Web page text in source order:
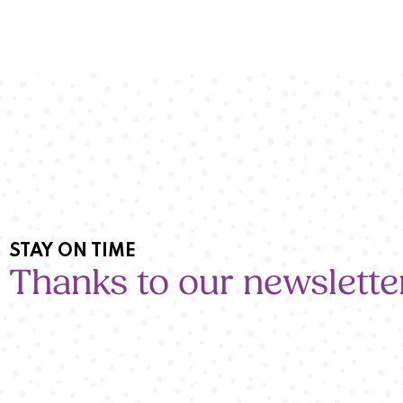
STAY ON TIME
Thanks to our